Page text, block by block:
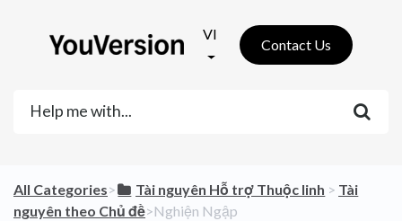
VI
Contact Us
All Categories​>​ ​Tài nguyên Hỗ trợ Thuộc linh ​ > ​ ​Tài
nguyên theo Chủ đề​>​ Nghiện Ngập